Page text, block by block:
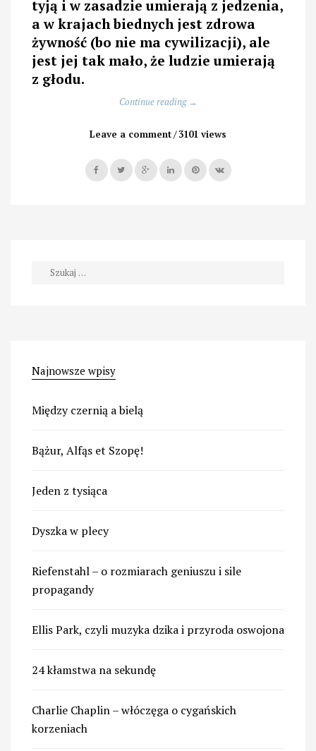
tyją i w zasadzie umierają z jedzenia,
a w krajach biednych jest zdrowa
żywność (bo nie ma cywilizacji), ale
jest jej tak mało, że ludzie umierają
z głodu.
Continue reading „Dlaczego
obejrzeć
w
Mediolanie”
→
Leave a comment 3101 views
Szukaj:
Najnowsze wpisy
Między czernią a bielą
Bążur, Alfąs et Szopę!
Jeden z tysiąca
Dyszka w plecy
Riefenstahl – o rozmiarach geniuszu i sile
propagandy
Ellis Park, czyli muzyka dzika i przyroda oswojona
24 kłamstwa na sekundę
Charlie Chaplin – włóczęga o cygańskich
korzeniach